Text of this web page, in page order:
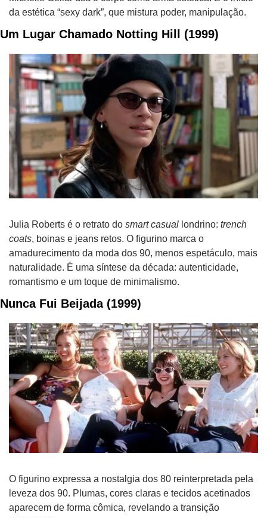
da estética “sexy dark”, que mistura poder, manipulação.
Um Lugar Chamado Notting Hill (1999)
Julia Roberts é o retrato do smart casual londrino: trench
coats, boinas e jeans retos. O figurino marca o
amadurecimento da moda dos 90, menos espetáculo, mais
naturalidade. É uma síntese da década: autenticidade,
romantismo e um toque de minimalismo.
Nunca Fui Beijada (1999)
O figurino expressa a nostalgia dos 80 reinterpretada pela
leveza dos 90. Plumas, cores claras e tecidos acetinados
aparecem de forma cômica, revelando a transição